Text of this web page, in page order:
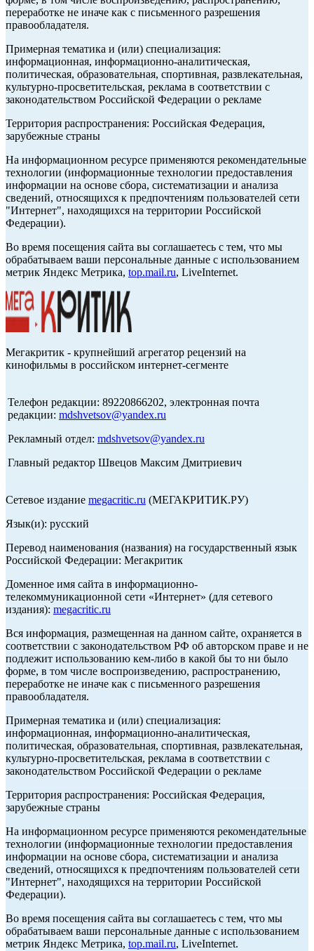
переработке не иначе как с письменного разрешения
правообладателя.
Примерная тематика и (или) специализация:
информационная, информационно-аналитическая,
политическая, образовательная, спортивная, развлекательная,
культурно-просветительская, реклама в соответствии с
законодательством Российской Федерации о рекламе
Территория распространения: Российская Федерация,
зарубежные страны
На информационном ресурсе применяются рекомендательные
технологии (информационные технологии предоставления
информации на основе сбора, систематизации и анализа
сведений, относящихся к предпочтениям пользователей сети
"Интернет", находящихся на территории Российской
Федерации).
Во время посещения сайта вы соглашаетесь с тем, что мы
обрабатываем ваши персональные данные с использованием
метрик Яндекс Метрика, top.mail.ru, LiveInternet.
Мегакритик - крупнейший агрегатор рецензий на
кинофильмы в российском интернет-сегменте
Телефон редакции: 89220866202, электронная почта
редакции: mdshvetsov@yandex.ru
Рекламный отдел: mdshvetsov@yandex.ru
Главный редактор Швецов Максим Дмитриевич
Сетевое издание megacritic.ru (МЕГАКРИТИК.РУ)
Язык(и): русский
Перевод наименования (названия) на государственный язык
Российской Федерации: Мегакритик
Доменное имя сайта в информационно-
телекоммуникационной сети «Интернет» (для сетевого
издания): megacritic.ru
Вся информация, размещенная на данном сайте, охраняется в
соответствии с законодательством РФ об авторском праве и не
подлежит использованию кем-либо в какой бы то ни было
форме, в том числе воспроизведению, распространению,
переработке не иначе как с письменного разрешения
правообладателя.
Примерная тематика и (или) специализация:
информационная, информационно-аналитическая,
политическая, образовательная, спортивная, развлекательная,
культурно-просветительская, реклама в соответствии с
законодательством Российской Федерации о рекламе
Территория распространения: Российская Федерация,
зарубежные страны
На информационном ресурсе применяются рекомендательные
технологии (информационные технологии предоставления
информации на основе сбора, систематизации и анализа
сведений, относящихся к предпочтениям пользователей сети
"Интернет", находящихся на территории Российской
Федерации).
Во время посещения сайта вы соглашаетесь с тем, что мы
обрабатываем ваши персональные данные с использованием
метрик Яндекс Метрика, top.mail.ru, LiveInternet.